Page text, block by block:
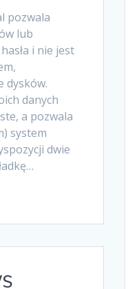
pozwala
lub
i nie jest
dysków.
danych
a pozwala
system
dwie